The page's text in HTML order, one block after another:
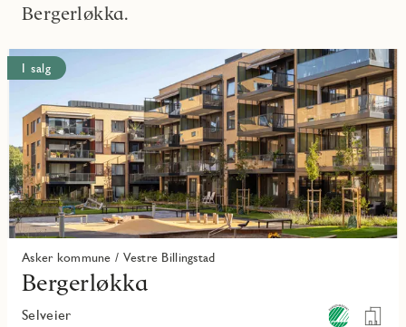
Bergerløkka.
I salg
Asker kommune / Vestre Billingstad
Bergerløkka
Selveier